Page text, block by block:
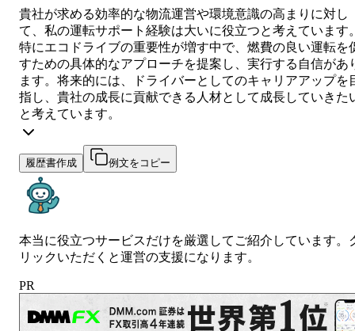
貴社が求める効率的な物流運営や環境意識の高まりに対し
て、私の運転サポート経験は大いに役立つと考えています
特にエコドライブの重要性が増す中で、燃費の良い運転を
すための具体的なアプローチを提案し、実行する自信があ
ます。将来的には、ドライバーとしてのキャリアアップを
指し、貴社の成長に貢献できる人材として成長していきた
と考えています。
履歴書作成 例文をコピー
本当に役立つサービスだけを厳選してご紹介しています。
リックいただくと運営の支援になります。
PR